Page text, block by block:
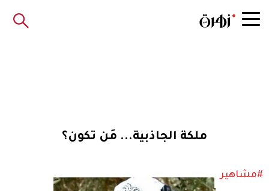
ملكة الجاذبية... مَن تكون؟
#مشاهير